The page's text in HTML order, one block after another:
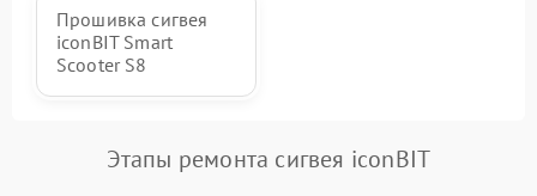
Прошивка сигвея
iconBIT Smart
Scooter S8
Этапы ремонта сигвея iconBIT